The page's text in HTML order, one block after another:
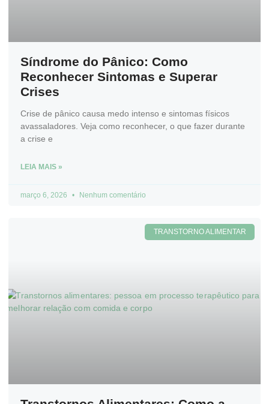
Síndrome do Pânico: Como
Reconhecer Sintomas e Superar
Crises
Crise de pânico causa medo intenso e sintomas físicos
avassaladores. Veja como reconhecer, o que fazer durante
a crise e
LEIA MAIS »
março 6, 2026 Nenhum comentário
TRANSTORNO ALIMENTAR